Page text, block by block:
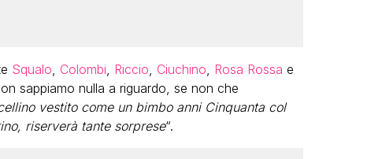
Squalo Colombi Riccio Ciuchino Rosa Rossa e
sappiamo nulla a riguardo, se non che
vestito come un bimbo anni Cinquanta col
riserverà tante sorprese“.